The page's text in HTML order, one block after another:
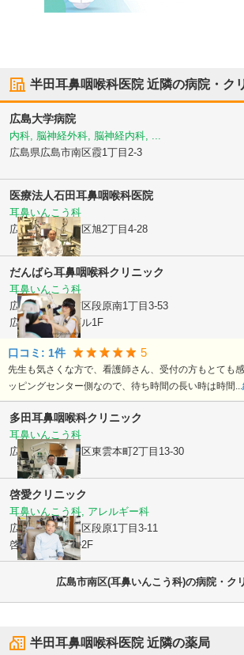
半田耳鼻咽喉科医院近隣の病院・ク
広島大学病院
内科, 脳神経外科, 脳神経内科, ...
広島県広島市南区霞1丁目2-3
医療法人石田耳鼻咽喉科医院
耳鼻いんこう科
広島県広島市南区旭2丁目4-28
だんばら耳鼻咽喉科クリニック
耳鼻いんこう科
広島県広島市南区段原南1丁目3-53
広島イーストビル1F
口コミ: 1件 5
先生も気さくな方で、看護師さん、受付の方もとても
ッピングセンター側なので、待ち時間の長い時は時間...
多田耳鼻咽喉科クリニック
耳鼻いんこう科
広島県広島市南区東雲本町2丁目13-30
啓愛クリニック
耳鼻いんこう科, アレルギー科
広島県広島市南区段原1丁目3-11
啓愛プラザビル2F
広島市南区(耳鼻いんこう科)の病院・ク
半田耳鼻咽喉科医院近隣の薬局